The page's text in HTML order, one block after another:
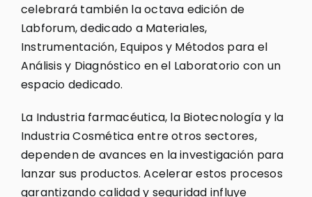
celebrará también la octava edición de
Labforum, dedicado a Materiales,
Instrumentación, Equipos y Métodos para el
Análisis y Diagnóstico en el Laboratorio con un
espacio dedicado.
La Industria farmacéutica, la Biotecnología y la
Industria Cosmética entre otros sectores,
dependen de avances en la investigación para
lanzar sus productos. Acelerar estos procesos
garantizando calidad y seguridad influye